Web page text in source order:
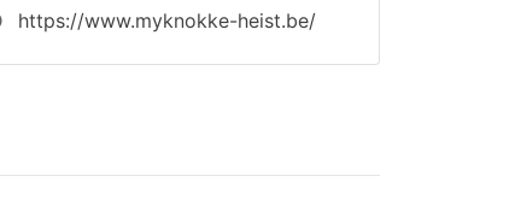
https://www.myknokke-heist.be/